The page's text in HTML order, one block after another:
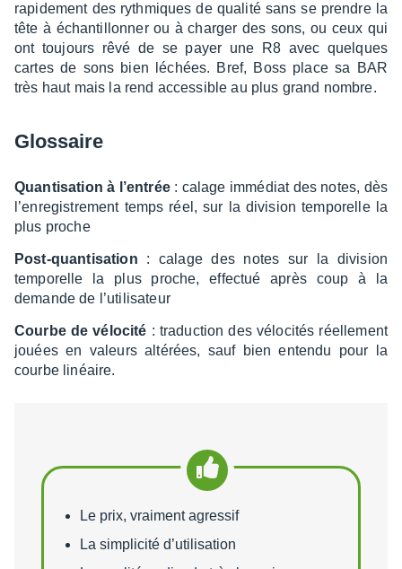
rapi­de­ment des ryth­miques de qualité sans se prendre la
tête à échan­tillon­ner ou à char­ger des sons, ou ceux qui
ont toujours rêvé de se payer une R8 avec quelques
cartes de sons bien léchées. Bref, Boss place sa BAR
très haut mais la rend acces­sible au plus grand nombre.
Glos­saire
Quan­ti­sa­tion à l’en­trée: calage immé­diat des notes, dès
l’en­re­gis­tre­ment temps réel, sur la divi­sion tempo­relle la
plus proche
Post-quan­ti­sa­tion : calage des notes sur la divi­sion
tempo­relle la plus proche, effec­tué après coup à la
demande de l’uti­li­sa­teur
Courbe de vélo­cité : traduc­tion des vélo­ci­tés réel­le­ment
jouées en valeurs alté­rées, sauf bien entendu pour la
courbe linéaire.
Points forts
Le prix, vraiment agressif
La simplicité d’utilisation